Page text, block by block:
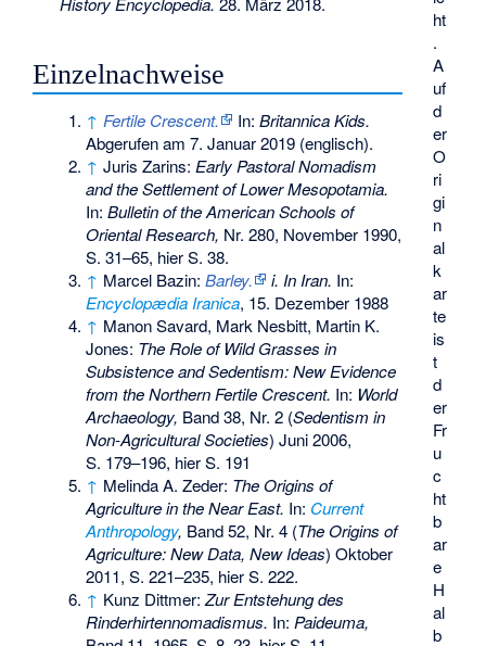
ht
.
A
uf
d
er
O
ri
gi
n
al
k
ar
te
is
t
d
er
Fr
u
c
ht
b
ar
e
H
al
b
Einzelnachweise
↑ Fertile Crescent. In:Britannica Kids.
Abgerufen am 7. Januar 2019 (englisch).
↑ Juris Zarins: Early Pastoral Nomadism
and the Settlement of Lower Mesopotamia.
In:Bulletin of the American Schools of
Oriental Research, Nr. 280, November 1990,
S. 31–65, hier S. 38.
↑ Marcel Bazin:Barley. i. In Iran. In:
Encyclopædia Iranica, 15. Dezember 1988
↑ Manon Savard, Mark Nesbitt, Martin K.
Jones: The Role of Wild Grasses in
Subsistence and Sedentism: New Evidence
from the Northern Fertile Crescent. In: World
Archaeology, Band 38, Nr. 2 (Sedentism in
Non-Agricultural Societies) Juni 2006,
S. 179–196, hier S. 191
↑ Melinda A. Zeder: The Origins of
Agriculture in the Near East. In: Current
Anthropology, Band 52, Nr. 4 (The Origins of
Agriculture: New Data, New Ideas) Oktober
2011, S. 221–235, hier S. 222.
↑ Kunz Dittmer:Zur Entstehung des
Rinderhirtennomadismus. In: Paideuma,